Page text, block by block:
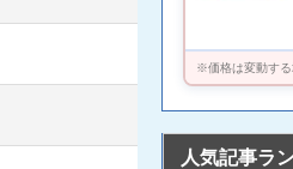
※価格は変動する
人気記事ラ